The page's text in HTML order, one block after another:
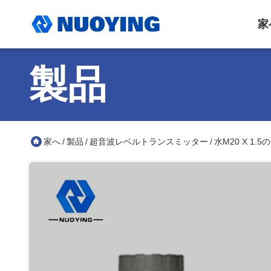
家
製品
家へ/製品 / 超音波レベルトランスミッター /水M20 X 1.5